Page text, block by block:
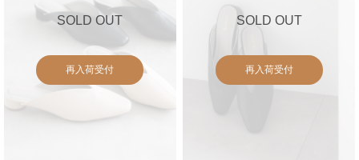
SOLD OUT
再入荷受付
SOLD OUT
再入荷受付